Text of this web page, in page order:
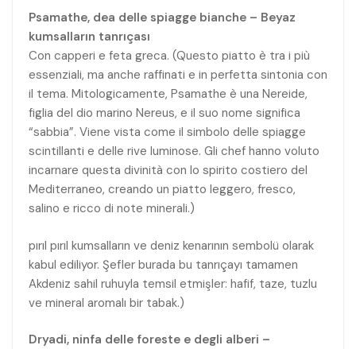
Psamathe, dea delle spiagge bianche – Beyaz
kumsalların tanrıçası
Con capperi e feta greca. (Questo piatto è tra i più
essenziali, ma anche raffinati e in perfetta sintonia con
il tema. Mitologicamente, Psamathe è una Nereide,
figlia del dio marino Nereus, e il suo nome significa
“sabbia”. Viene vista come il simbolo delle spiagge
scintillanti e delle rive luminose. Gli chef hanno voluto
incarnare questa divinità con lo spirito costiero del
Mediterraneo, creando un piatto leggero, fresco,
salino e ricco di note minerali.)
pırıl pırıl kumsalların ve deniz kenarının sembolü olarak
kabul ediliyor. Şefler burada bu tanrıçayı tamamen
Akdeniz sahil ruhuyla temsil etmişler: hafif, taze, tuzlu
ve mineral aromalı bir tabak.)
Dryadi, ninfa delle foreste e degli alberi –